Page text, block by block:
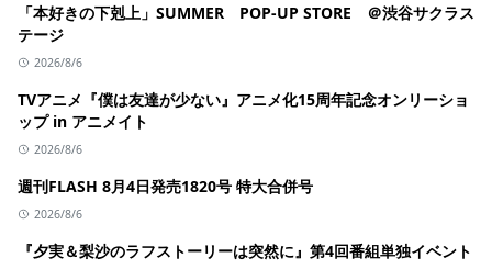
「本好きの下剋上」SUMMER POP-UP STORE ＠渋谷サクラス
テージ
2026/8/6
TVアニメ『僕は友達が少ない』アニメ化15周年記念オンリーショ
ップ in アニメイト
2026/8/6
週刊FLASH 8月4日発売1820号 特大合併号
2026/8/6
『夕実＆梨沙のラフストーリーは突然に』第4回番組単独イベント